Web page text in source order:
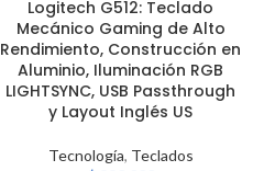
Logitech G512: Teclado
Mecánico Gaming de Alto
Rendimiento, Construcción en
Aluminio, Iluminación RGB
LIGHTSYNC, USB Passthrough
y Layout Inglés US
Tecnología, Teclados